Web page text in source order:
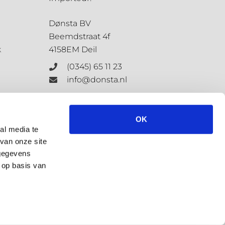
media te
onze site
basis van
OK
Dønsta BV
Beemdstraat 4f
4158EM Deil
(0345) 65 11 23
info@donsta.nl
Contactformulier